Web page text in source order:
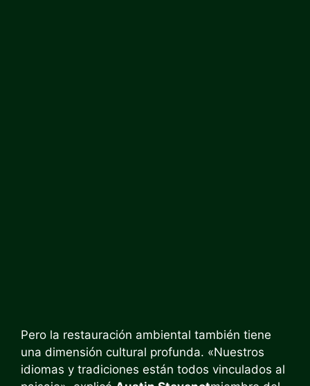
Pero la restauración ambiental también tiene
una dimensión cultural profunda. «Nuestros
idiomas y tradiciones están todos vinculados al